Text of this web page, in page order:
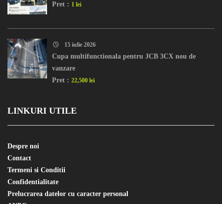
Pret : 1 lei
15 iulie 2026
Cupa multifunctionala pentru JCB 3CX nou de
vanzare
Pret : 22,500 lei
LINKURI UTILE
Despre noi
Contact
Termeni si Conditii
Confidentialitate
Prelucrarea datelor cu caracter personal